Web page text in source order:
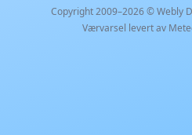
Copyright 2009–2026 ©Webly
Værvarsel levert av